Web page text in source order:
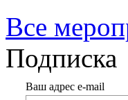
Все
Подписка
Ваш адрес e-mail